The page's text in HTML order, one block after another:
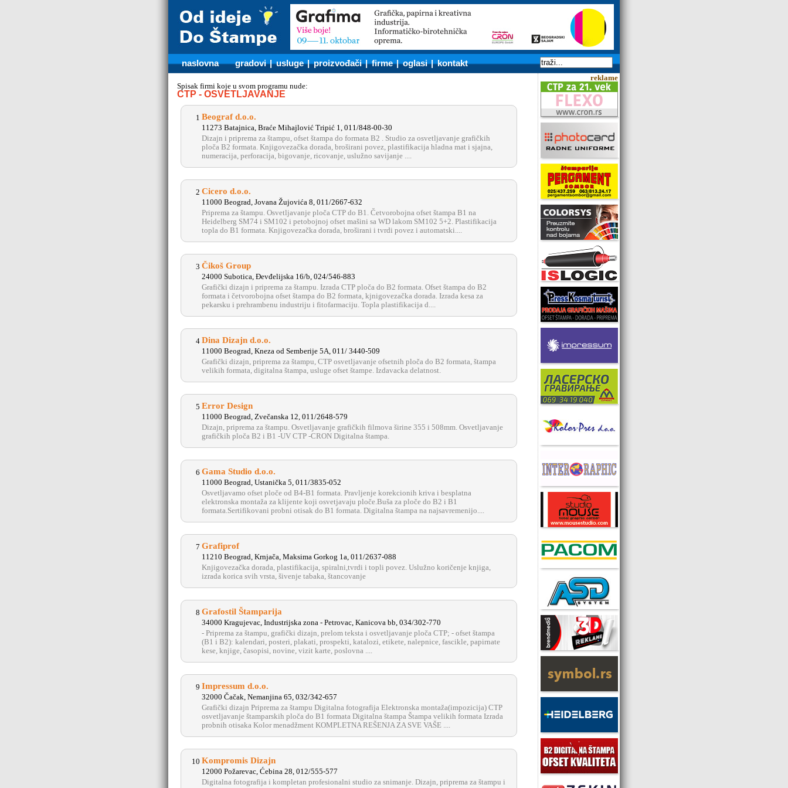
naslovna gradovi |usluge |proizvođači |firme |oglasi |kontakt
Spisak firmi koje u svom programu nude:
CTP - OSVETLJAVANJE
1 Beograf d.o.o.
11273 Batajnica, Braće Mihajlović Tripić 1, 011/848-00-30
Dizajn i priprema za štampu, ofset štampa do formata B2 . Studio za osvetljavanje grafičkih
ploča B2 formata. Knjigovezačka dorada, broširani povez, plastifikacija hladna mat i sjajna,
numeracija, perforacija, bigovanje, ricovanje, uslužno savijanje ....
2 Cicero d.o.o.
11000 Beograd, Jovana Žujovića 8, 011/2667-632
Priprema za štampu. Osvetljavanje ploča CTP do B1. Četvorobojna ofset štampa B1 na
Heidelberg SM74 i SM102 i petobojnoj ofset mašini sa WD lakom SM102 5+2. Plastifikacija
topla do B1 formata. Knjigovezačka dorada, broširani i tvrdi povez i automatski....
3 Čikoš Group
24000 Subotica, Đevđelijska 16/b, 024/546-883
Grafički dizajn i priprema za štampu. Izrada CTP ploča do B2 formata. Ofset štampa do B2
formata i četvorobojna ofset štampa do B2 formata, kjnigovezačka dorada. Izrada kesa za
pekarsku i prehrambenu industriju i fitofarmaciju. Topla plastifikacija d....
4 Dina Dizajn d.o.o.
11000 Beograd, Kneza od Semberije 5A, 011/ 3440-509
Grafički dizajn, priprema za štampu, CTP osvetljavanje ofsetnih ploča do B2 formata, štampa
velikih formata, digitalna štampa, usluge ofset štampe. Izdavacka delatnost.
5 Error Design
11000 Beograd, Zvečanska 12, 011/2648-579
Dizajn, priprema za štampu. Osvetljavanje grafičkih filmova širine 355 i 508mm. Osvetljavanje
grafičkih ploča B2 i B1 -UV CTP -CRON Digitalna štampa.
6 Gama Studio d.o.o.
11000 Beograd, Ustanička 5, 011/3835-052
Osvetljavamo ofset ploče od B4-B1 formata. Pravljenje korekcionih kriva i besplatna
elektronska montaža za klijente koji osvetjavaju ploče.Buša za ploče do B2 i B1
formata.Sertifikovani probni otisak do B1 formata. Digitalna štampa na najsavremenijo....
7 Grafiprof
11210 Beograd, Krnjača, Maksima Gorkog 1a, 011/2637-088
Knjigovezačka dorada, plastifikacija, spiralni,tvrdi i topli povez. Uslužno koričenje knjiga,
izrada korica svih vrsta, šivenje tabaka, štancovanje
8 Grafostil Štamparija
34000 Kragujevac, Industrijska zona - Petrovac, Kanicova bb, 034/302-770
- Priprema za štampu, grafički dizajn, prelom teksta i osvetljavanje ploča CTP; - ofset štampa
(B1 i B2): kalendari, posteri, plakati, prospekti, katalozi, etikete, nalepnice, fascikle, papirnate
kese, knjige, časopisi, novine, vizit karte, poslovna ....
9 Impressum d.o.o.
32000 Čačak, Nemanjina 65, 032/342-657
Grafički dizajn Priprema za štampu Digitalna fotografija Elektronska montaža(impozicija) CTP
osvetljavanje štamparskih ploča do B1 formata Digitalna štampa Štampa velikih formata Izrada
probnih otisaka Kolor menadžment KOMPLETNA REŠENJA ZA SVE VAŠE ....
10 Kompromis Dizajn
12000 Požarevac, Ćebina 28, 012/555-577
Digitalna fotografija i kompletan profesionalni studio za snimanje. Dizajn, priprema za štampu i
reklame